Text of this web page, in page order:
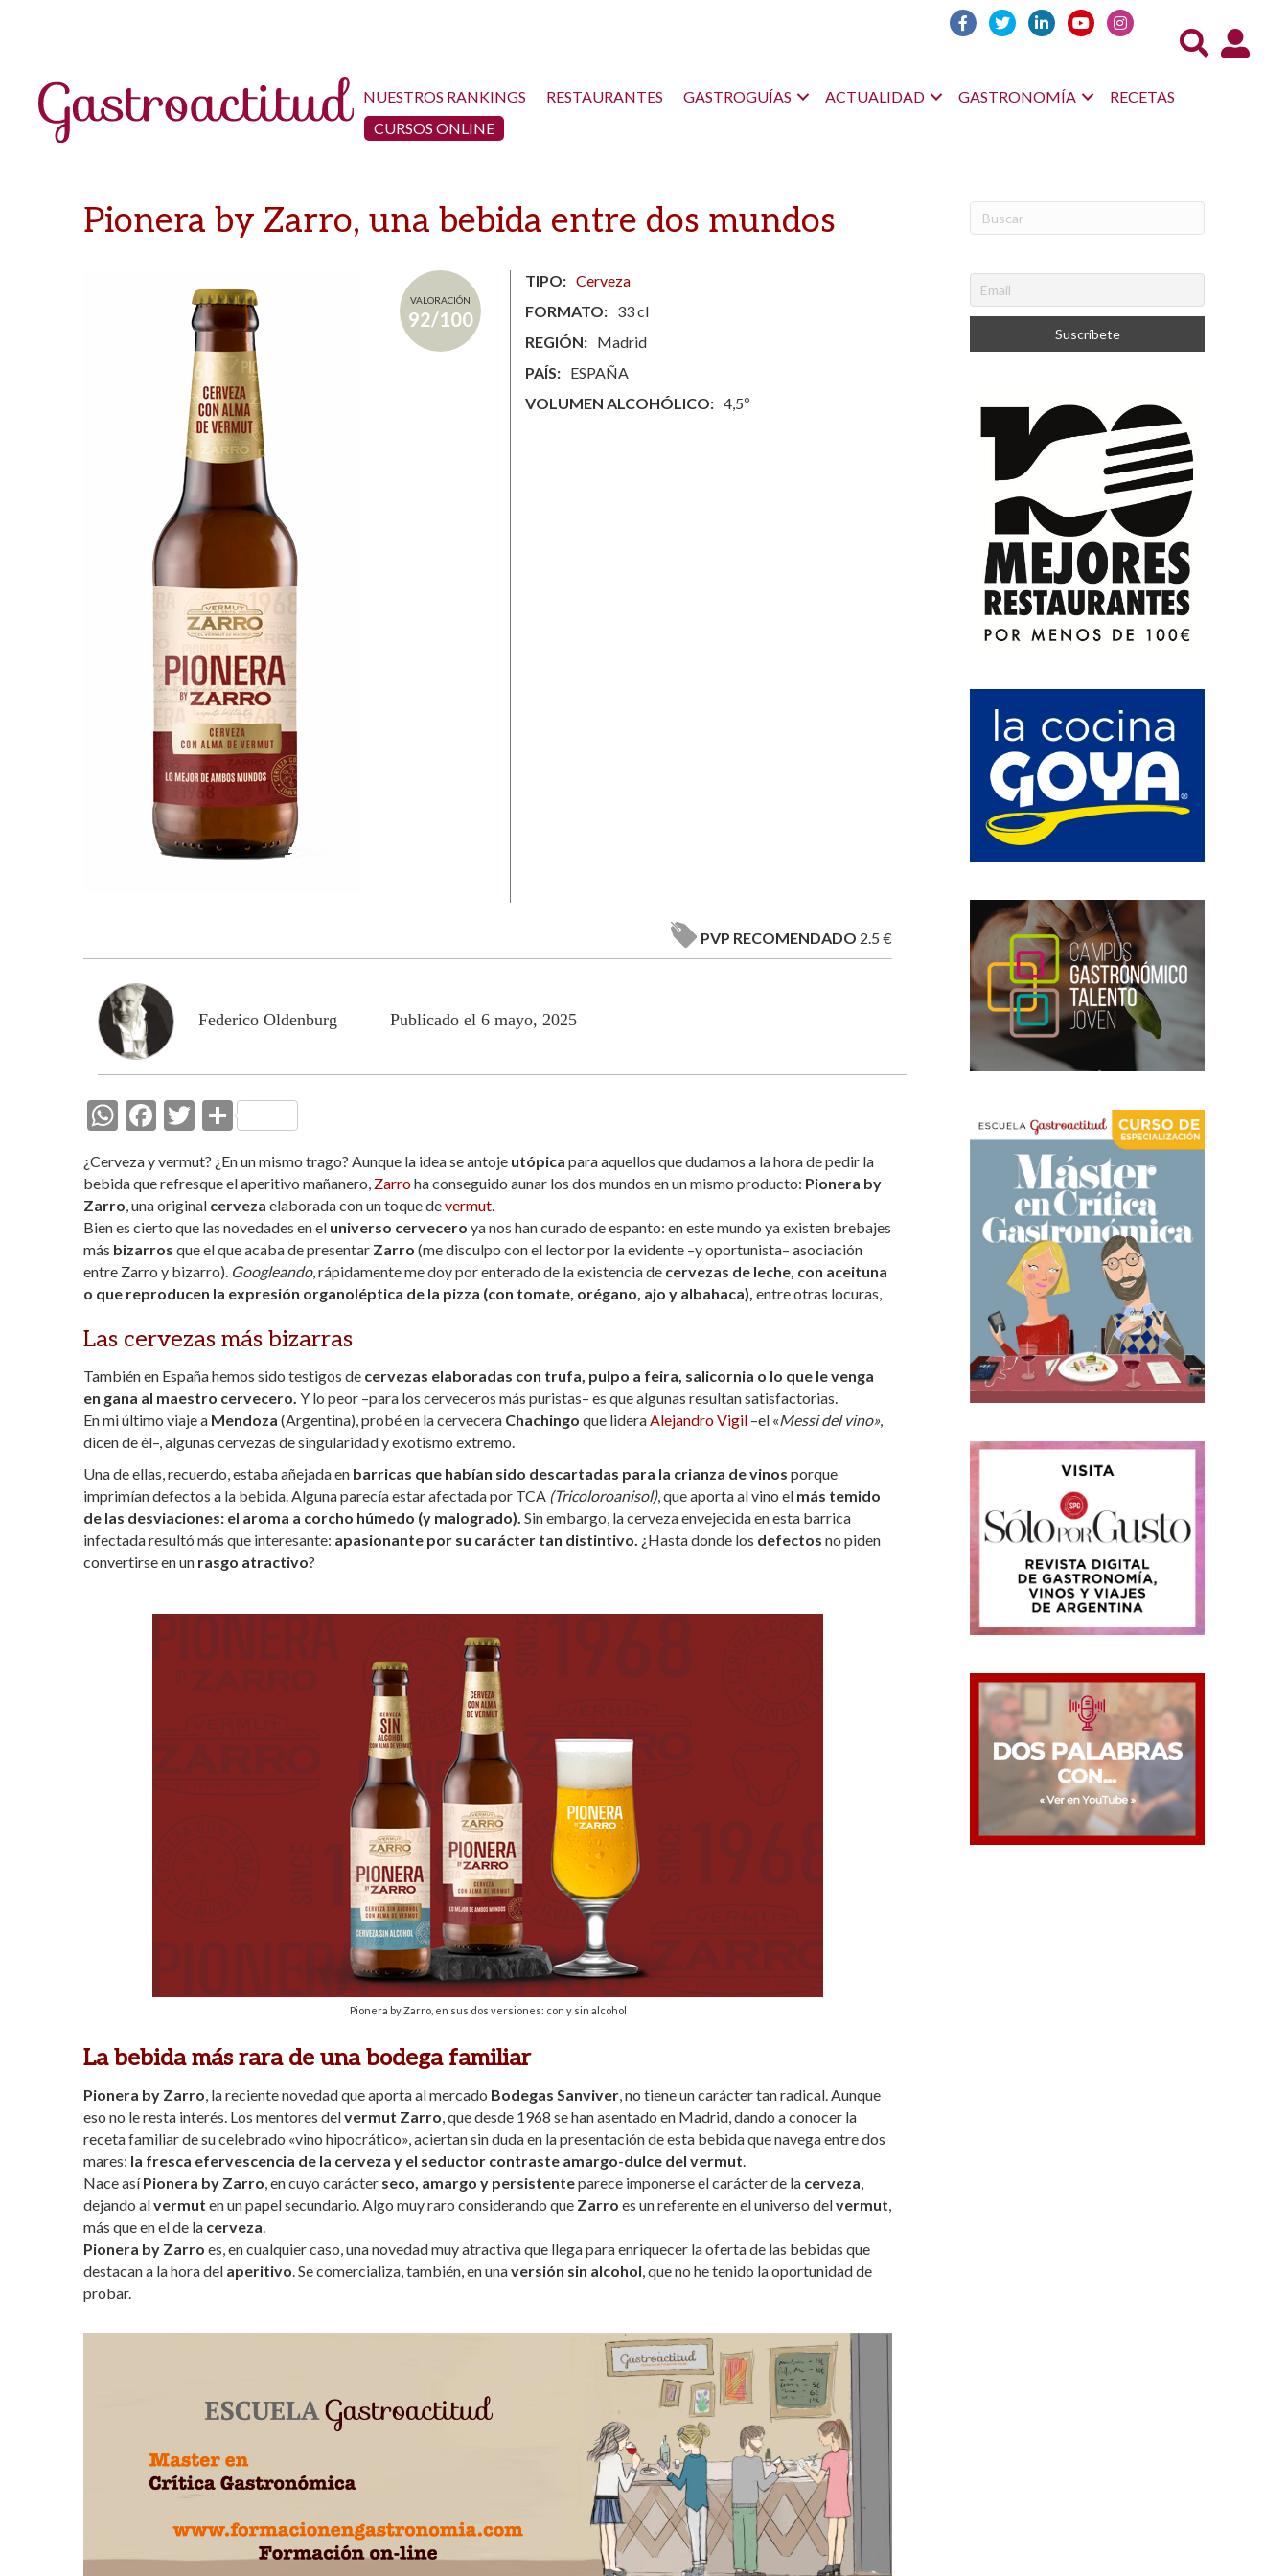
Acceso
NUESTROS RANKINGS RESTAURANTES GASTROGUÍAS ACTUALIDAD GASTRONOMÍA
RECETAS
CURSOS ONLINE
Pionera by Zarro, una bebida entre dos mundos
VALORACIÓN
92/100
TIPO
Cerveza
FORMATO
33 cl
REGIÓN
Madrid
PAÍS
ESPAÑA
VOLUMEN ALCOHÓLICO
4,5º
PVP RECOMENDADO 2.5 €
Federico Oldenburg Publicado el 6 mayo, 2025
W
at
s
A
p
p
F
e
b
o
o
k
T
itt
er
C
m
p
ar
ti
r
¿Cerveza y vermut? ¿En un mismo trago? Aunque la idea se antoje utópica para aquellos que dudamos a la hora de pedir la
bebida que refresque el aperitivo mañanero, Zarroha conseguido aunar los dos mundos en un mismo producto: Pionera by
Zarro , una original cerveza elaborada con un toque devermut
Bien es cierto que las novedades en el universo cervecero ya nos han curado de espanto: en este mundo ya existen brebajes
más bizarros que el que acaba de presentar Zarro (me disculpo con el lector por la evidente –y oportunista– asociación
entre Zarro y bizarro). Googleando, rápidamente me doy por enterado de la existencia de cervezas de leche, con aceituna
o que reproducen la expresión organoléptica de la pizza (con tomate, orégano, ajo y albahaca), entre otras locuras,
Las cervezas más bizarras
También en España hemos sido testigos de cervezas elaboradas con trufa, pulpo a feira, salicornia o lo que le venga
en gana al maestro cervecero. Y lo peor –para los cerveceros más puristas– es que algunas resultan satisfactorias.
En mi último viaje a Mendoza (Argentina), probé en la cervecera Chachingo que lidera Alejandro Vigil –el «Messi del vino»,
dicen de él–, algunas cervezas de singularidad y exotismo extremo.
Una de ellas, recuerdo, estaba añejada en barricas que habían sido descartadas para la crianza de vinos porque
imprimían defectos a la bebida. Alguna parecía estar afectada por TCA (Tricoloroanisol), que aporta al vino el más temido
de las desviaciones: el aroma a corcho húmedo (y malogrado). Sin embargo, la cerveza envejecida en esta barrica
infectada resultó más que interesante: apasionante por su carácter tan distintivo. ¿Hasta donde los defectos no piden
convertirse en un rasgo atractivo?
Pionera by Zarro, en sus dos versiones: con y sin alcohol
La bebida más rara de una bodega familiar
Pionera by Zarro , la reciente novedad que aporta al mercado Bodegas Sanviver , no tiene un carácter tan radical. Aunque
eso no le resta interés. Los mentores delvermut Zarro , que desde 1968 se han asentado en Madrid, dando a conocer la
receta familiar de su celebrado «vino hipocrático», aciertan sin duda en la presentación de esta bebida que navega entre dos
mares: la fresca efervescencia de la cerveza y el seductor contraste amargo-dulce del vermut
Nace asíPionera by Zarro , en cuyo carácter seco, amargo y persistenteparece imponerse el carácter de la cerveza
dejando alvermut en un papel secundario. Algo muy raro considerando que Zarro es un referente en el universo delvermut
más que en el de la cerveza
Pionera by Zarro es, en cualquier caso, una novedad muy atractiva que llega para enriquecer la oferta de las bebidas que
destacan a la hora del aperitivo . Se comercializa, también, en unaversión sin alcohol , que no he tenido la oportunidad de
probar.